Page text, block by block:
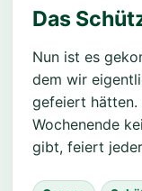
Das
Nun ist es
dem wir
gefeiert hätten.
Wochenende
gibt, feiert